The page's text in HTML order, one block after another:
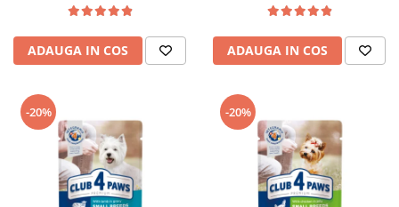
ADAUGA IN COS ADAUGA IN COS
-20% -20%